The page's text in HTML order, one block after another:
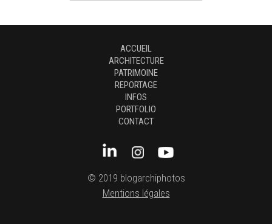
ACCUEIL
ARCHITECTURE
PATRIMOINE
REPORTAGE
INFOS
PORTFOLIO
CONTACT
© 2019 blogarchiphotos
Mentions légales